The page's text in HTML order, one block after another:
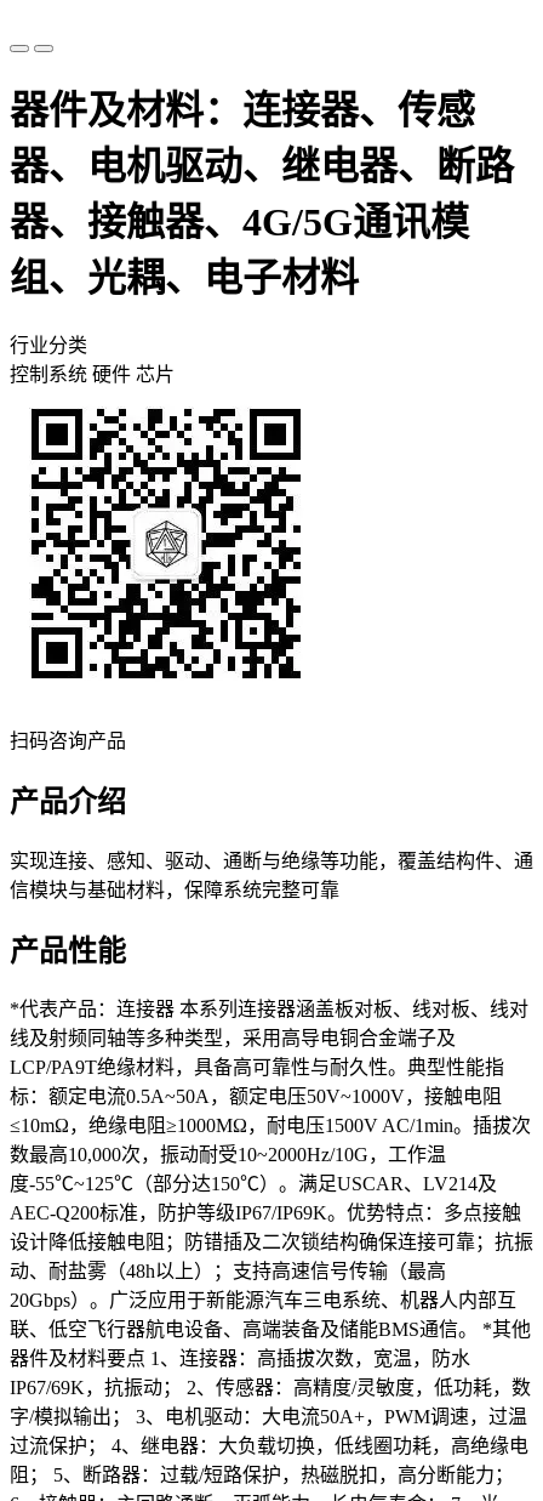
器件及材料：连接器、传感
器、电机驱动、继电器、断路
器、接触器、4G/5G通讯模
组、光耦、电子材料
行业分类
控制系统 硬件 芯片
扫码咨询产品
产品介绍
实现连接、感知、驱动、通断与绝缘等功能，覆盖结构件、通
信模块与基础材料，保障系统完整可靠
产品性能
*代表产品：连接器 本系列连接器涵盖板对板、线对板、线对
线及射频同轴等多种类型，采用高导电铜合金端子及
LCP/PA9T绝缘材料，具备高可靠性与耐久性。典型性能指
标：额定电流0.5A~50A，额定电压50V~1000V，接触电阻
≤10mΩ，绝缘电阻≥1000MΩ，耐电压1500V AC/1min。插拔次
数最高10,000次，振动耐受10~2000Hz/10G，工作温
度-55℃~125℃（部分达150℃）。满足USCAR、LV214及
AEC-Q200标准，防护等级IP67/IP69K。优势特点：多点接触
设计降低接触电阻；防错插及二次锁结构确保连接可靠；抗振
动、耐盐雾（48h以上）；支持高速信号传输（最高
20Gbps）。广泛应用于新能源汽车三电系统、机器人内部互
联、低空飞行器航电设备、高端装备及储能BMS通信。 *其他
器件及材料要点 1、连接器：高插拔次数，宽温，防水
IP67/69K，抗振动； 2、传感器：高精度/灵敏度，低功耗，数
字/模拟输出； 3、电机驱动：大电流50A+，PWM调速，过温
过流保护； 4、继电器：大负载切换，低线圈功耗，高绝缘电
阻； 5、断路器：过载/短路保护，热磁脱扣，高分断能力；